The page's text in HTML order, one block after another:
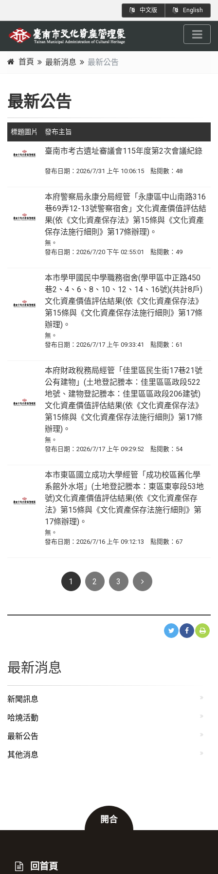
到
主
內
塊
中文版 English
首頁 最新消息
最新公告
最新公告
標題圖片 發布主旨
臺南市考古遺址審議會115年度第2次會議紀錄
發布日期：2026/7/31 上午 10:06:15 點閱數：48
本府警察局永康分局經管「永康區中山南路316
巷69弄12-13號警察宿舍」文化資產價值評估結
果(依《文化資產保存法》第15條與《文化資產
保存法施行細則》第17條辦理)。
無。
發布日期：2026/7/20 下午 02:55:01 點閱數：49
本市學甲國民中學職務宿舍(學甲區中正路450
巷2、4、6、8、10、12、14、16號)(共計8戶)
文化資產價值評估結果(依《文化資產保存法》
第15條與《文化資產保存法施行細則》第17條
辦理)。
無。
發布日期：2026/7/17 上午 09:33:41 點閱數：61
本府財政稅務局經管「佳里區民生街17巷21號
公有建物」(土地登記謄本：佳里區區政段522
地號、建物登記謄本：佳里區區政段206建號)
文化資產價值評估結果(依《文化資產保存法》
第15條與《文化資產保存法施行細則》第17條
辦理)。
無。
發布日期：2026/7/17 上午 09:29:52 點閱數：54
本市東區國立成功大學經管「成功校區舊化學
系館外水塔」(土地登記謄本：東區東寧段53地
號)文化資產價值評估結果(依《文化資產保存
法》第15條與《文化資產保存法施行細則》第
17條辦理)。
無。
發布日期：2026/7/16 上午 09:12:13 點閱數：67
1 2 3 Next
最新消息
新聞訊息
哈燒活動
最新公告
其他消息
開合
回首頁